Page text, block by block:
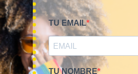
PRIMAVERA-VERANO
Bala 45kg camisetas USA
Sports 16€/kg
720,00€ (sin IVA)
TU EMAIL
TU NOMBRE